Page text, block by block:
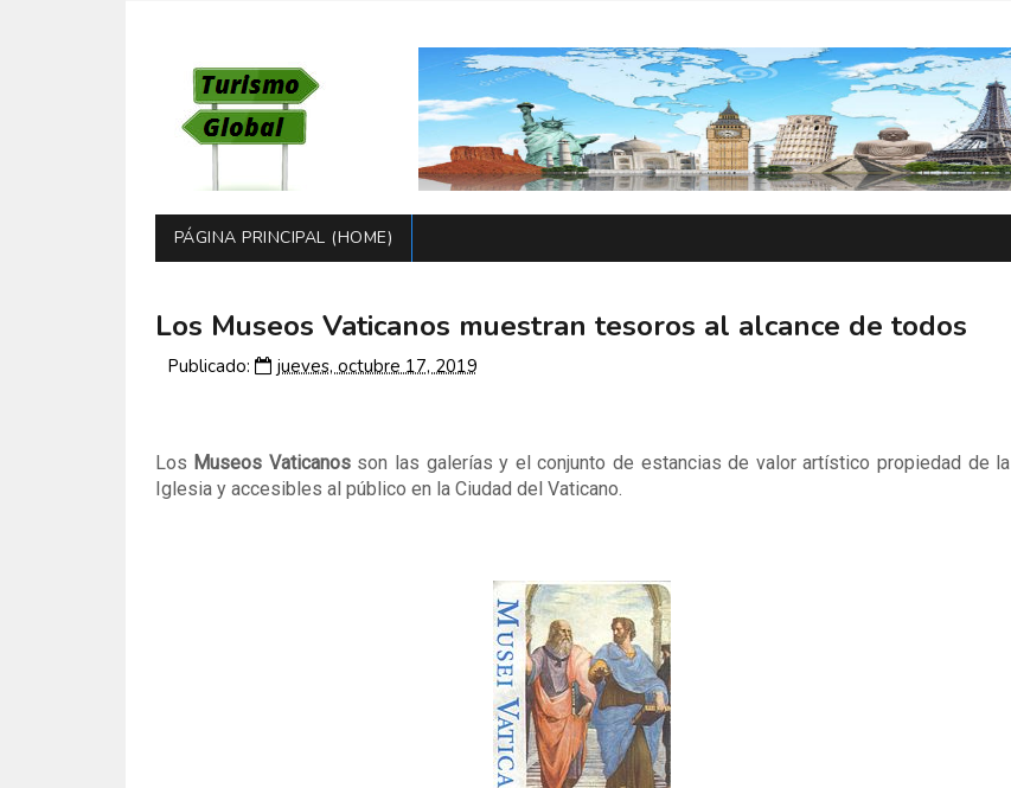
PÁGINA PRINCIPAL (HOME)
Los Museos Vaticanos muestran tesoros al alcance de todos
Publicado: jueves, octubre 17, 2019
Los Museos Vaticanos son las galerías y el conjunto de estancias de valor artístico propiedad de la
Iglesia y accesibles al público en la Ciudad del Vaticano.